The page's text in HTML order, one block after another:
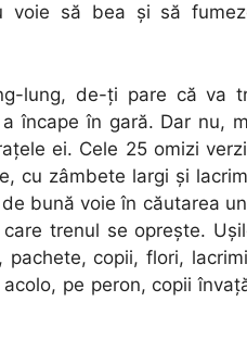
voie să bea şi să
lung, de-ţi pare că va
încape în gară. Dar nu,
ei. Cele 25 omizi
cu zâmbete largi şi
bună voie în căutarea
trenul se opreşte.
copii, flori,
pe peron, copii